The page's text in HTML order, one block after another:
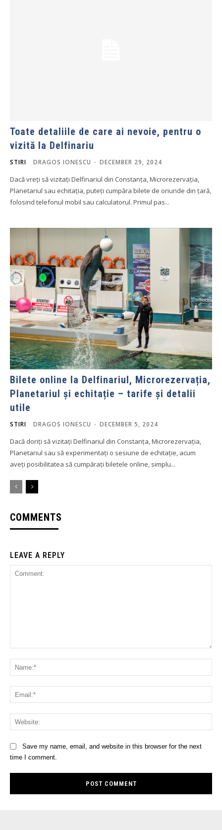
Toate detaliile de care ai nevoie, pentru o
vizită la Delfinariu
STIRI DRAGOS IONESCU - DECEMBER 29, 2024
Dacă vreți să vizitați Delfinariul din Constanța, Microrezervația,
Planetariul sau echitația, puteți cumpăra bilete de oriunde din țară,
folosind telefonul mobil sau calculatorul. Primul pas...
Bilete online la Delfinariul, Microrezervația,
Planetariul și echitație – tarife și detalii
utile
STIRI DRAGOS IONESCU - DECEMBER 5, 2024
Dacă doriți să vizitați Delfinariul din Constanța, Microrezervația,
Planetariul sau să experimentați o sesiune de echitație, acum
aveți posibilitatea să cumpărați biletele online, simplu...
COMMENTS
LEAVE A REPLY
Save my name, email, and website in this browser for the next
time I comment.